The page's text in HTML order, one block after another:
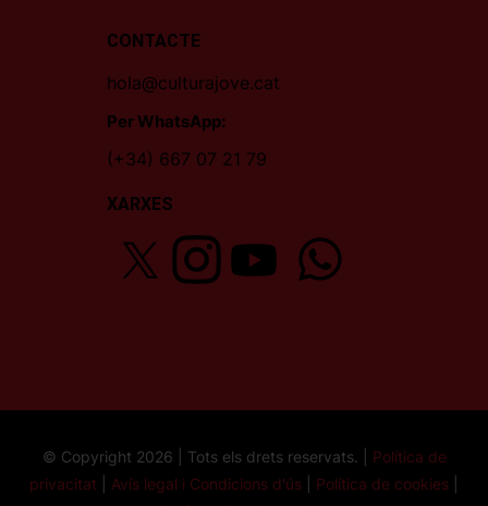
CONTACTE
hola@culturajove.cat
Per WhatsApp:
(+34) 667 07 21 79
XARXES
© Copyright 2026 | Tots els drets reservats. | Política de
privacitat
Avís legal i Condicions d'ús Política de cookies